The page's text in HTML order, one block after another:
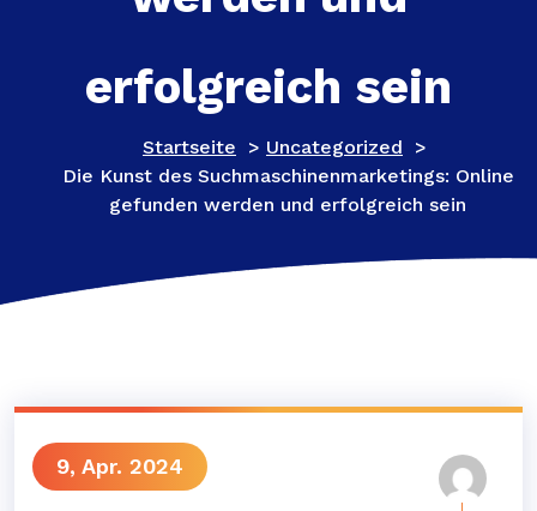
erfolgreich sein
Startseite > Uncategorized >
Die Kunst des Suchmaschinenmarketings: Online
gefunden werden und erfolgreich sein
9, Apr. 2024